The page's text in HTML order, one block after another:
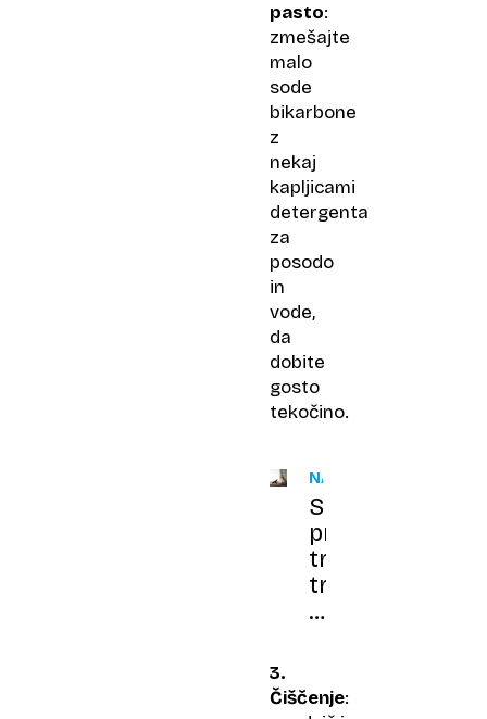
pasto:
zmešajte
malo
sode
bikarbone
z
nekaj
kapljicami
detergenta
za
posodo
in
vode,
da
dobite
gosto
tekočino.
NASVET
Skrivnost
profesionalcev:
trije
triki
za
ki
3.
Čiščenje: